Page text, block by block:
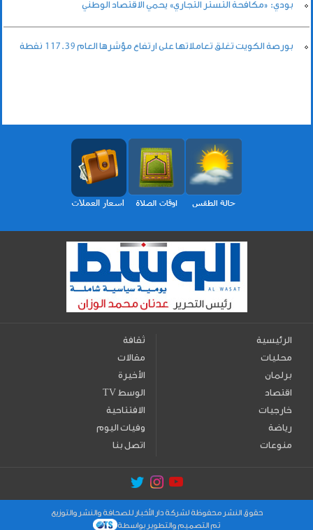
بودي: «مكافحة التستر التجاري» يحمي الاقتصاد الوطني
بورصة الكويت تغلق تعاملاتها على ارتفاع مؤشرها العام 117.39 نقطة
الرئيسية
محليات
برلمان
اقتصاد
خارجيات
رياضة
منوعات
ثقافة
مقالات
الأخيرة
TV الوسط
الافتتاحية
وفيات اليوم
اتصل بنا
حقوق النشر محفوظة لشركة دار الأخبار للصحافة والنشر والتوزيع
تم التصميم والتطوير بواسطة